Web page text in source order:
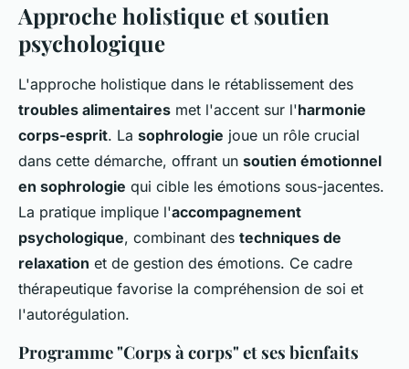
Approche holistique et soutien
psychologique
L'approche holistique dans le rétablissement des
troubles alimentaires met l'accent sur l'harmonie
corps-esprit. La sophrologie joue un rôle crucial
dans cette démarche, offrant un soutien émotionnel
en sophrologie qui cible les émotions sous-jacentes.
La pratique implique l'accompagnement
psychologique, combinant des techniques de
relaxation et de gestion des émotions. Ce cadre
thérapeutique favorise la compréhension de soi et
l'autorégulation.
Programme "Corps à corps" et ses bienfaits